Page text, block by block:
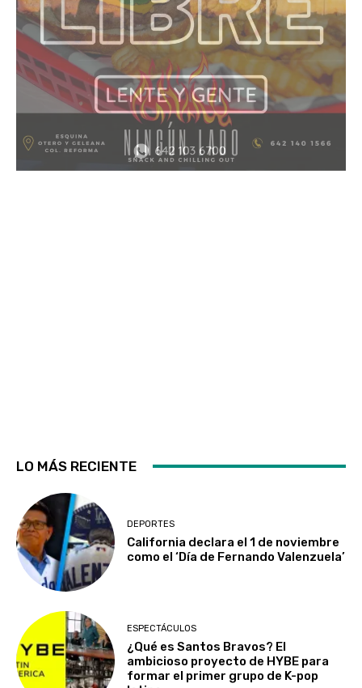
LO MÁS RECIENTE
DEPORTES
California declara el 1 de noviembre
como el ‘Día de Fernando Valenzuela’
ESPECTÁCULOS
¿Qué es Santos Bravos? El
ambicioso proyecto de HYBE para
formar el primer grupo de K-pop